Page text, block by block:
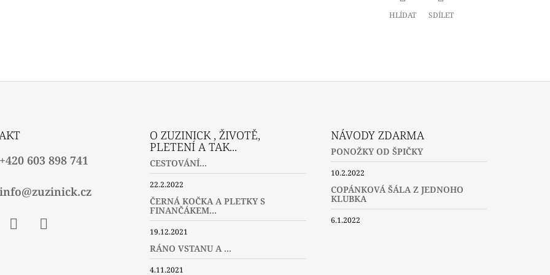
HLÍDAT SDÍLET
+420 603 898 741
info@zuzinick.cz
O ZUZINICK , ŽIVOTĚ,
PLETENÍ A TAK...
CESTOVÁNÍ...
22.2.2022
ČERNÁ KOČKA A PLETKY S
FINANČÁKEM...
19.12.2021
RÁNO VSTANU A ...
4.11.2021
NÁVODY ZDARMA
PONOŽKY OD ŠPIČKY
10.2.2022
COPÁNKOVÁ ŠÁLA Z JEDNOHO
KLUBKA
6.1.2022